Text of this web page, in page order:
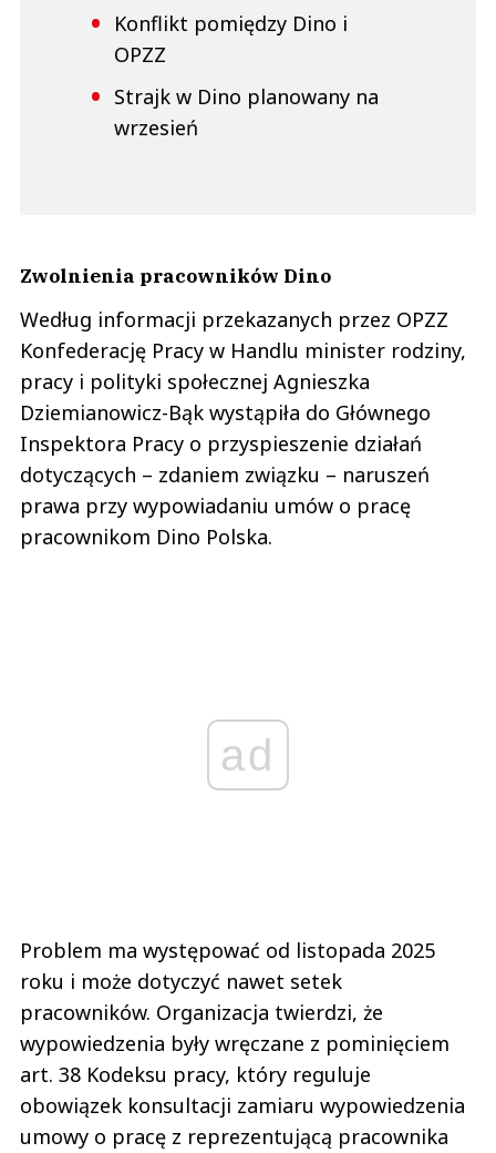
Konflikt pomiędzy Dino i
OPZZ
Strajk w Dino planowany na
wrzesień
Zwolnienia pracowników Dino
Według informacji przekazanych przez OPZZ
Konfederację Pracy w Handlu minister rodziny,
pracy i polityki społecznej Agnieszka
Dziemianowicz-Bąk wystąpiła do Głównego
Inspektora Pracy o przyspieszenie działań
dotyczących – zdaniem związku – naruszeń
prawa przy wypowiadaniu umów o pracę
pracownikom Dino Polska.
ad
Problem ma występować od listopada 2025
roku i może dotyczyć nawet setek
pracowników. Organizacja twierdzi, że
wypowiedzenia były wręczane z pominięciem
art. 38 Kodeksu pracy, który reguluje
obowiązek konsultacji zamiaru wypowiedzenia
umowy o pracę z reprezentującą pracownika